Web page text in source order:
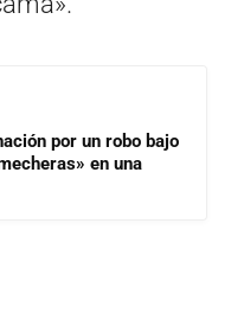
por un robo bajo
en una